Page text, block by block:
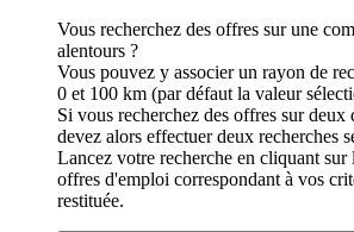
Vous recherchez des offres sur une
alentours ?
Vous pouvez y associer un rayon de
0 et 100 km (par défaut la valeur
Si vous recherchez des offres sur deux
devez alors effectuer deux recherches
Lancez votre recherche en cliquant sur
offres d'emploi correspondant à vos
restituée.